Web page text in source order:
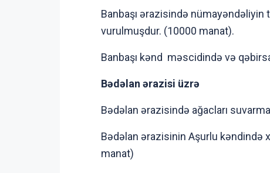
Banbaşı ərazisində
vurulmuşdur. (10000 manat).
Banbaşı kənd məscidində və
Bədəlan ərazisi üzrə
Bədəlan ərazisində ağacları
Bədəlan ərazisinin Aşurlu kəndində
manat)